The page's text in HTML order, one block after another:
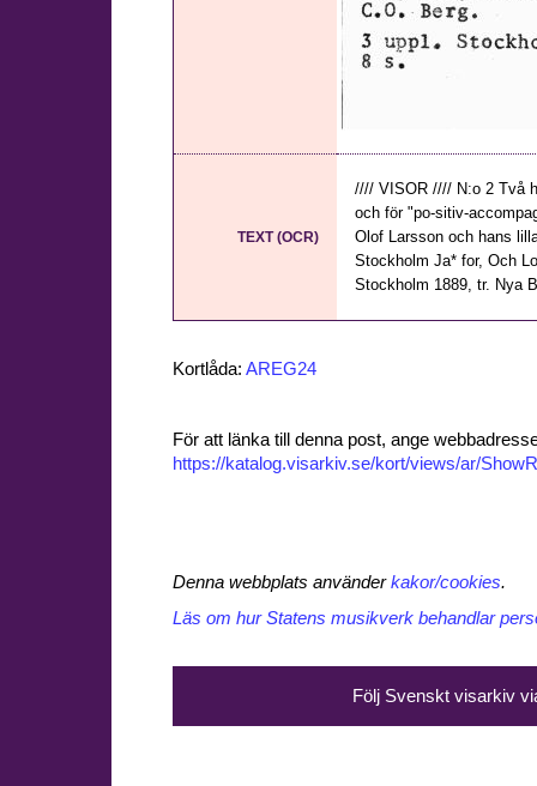
TEXT (OCR)
//// VISOR //// N:o 2 Två
och för "po-sitiv-
Olof Larsson och hans
Stockholm Ja* for, Och
Stockholm 1889, tr. Nya
Kortlåda: AREG24
För att länka till denna post, ange
https://katalog.visarkiv.se/kort/views/ar/
Denna webbplats använderkakor/cookies.
Läs om hur Statens musikverk behandlar
Följ Svenskt visarkiv